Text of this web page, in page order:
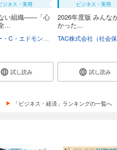
ジネス・実用
い組織――「心
...
野津智子 村瀬俊
試し読み
ビジネス・実用
2026年度版 みんな
かった...
試し読み
「ビジネス・経済」ランキングの一覧へ